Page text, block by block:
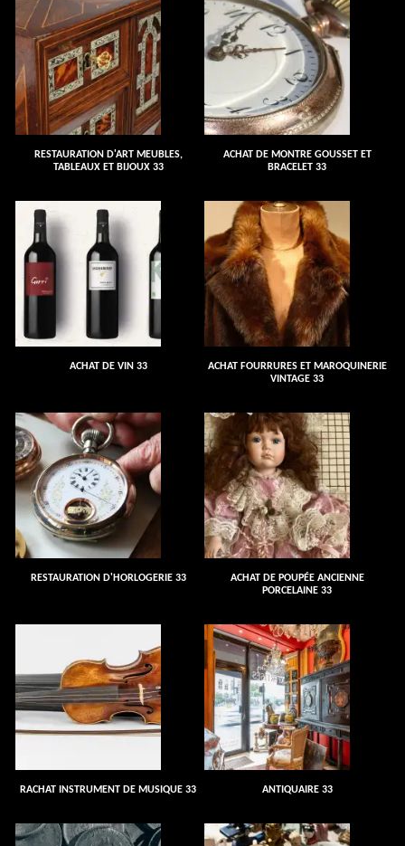
RESTAURATION D'ART MEUBLES,
TABLEAUX ET BIJOUX 33
ACHAT DE MONTRE GOUSSET ET
BRACELET 33
ACHAT DE VIN 33
ACHAT FOURRURES ET MAROQUINERIE
VINTAGE 33
RESTAURATION D'HORLOGERIE 33
ACHAT DE POUPÉE ANCIENNE
PORCELAINE 33
RACHAT INSTRUMENT DE MUSIQUE 33 ANTIQUAIRE 33